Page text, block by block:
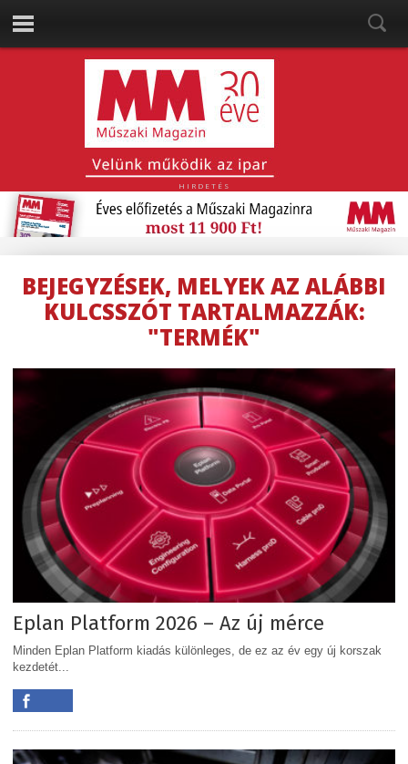
HIRDETÉS
BEJEGYZÉSEK, MELYEK AZ ALÁBBI
KULCSSZÓT TARTALMAZZÁK:
"TERMÉK"
Eplan Platform 2026 – Az új mérce
Minden Eplan Platform kiadás különleges, de ez az év egy új korszak
kezdetét...